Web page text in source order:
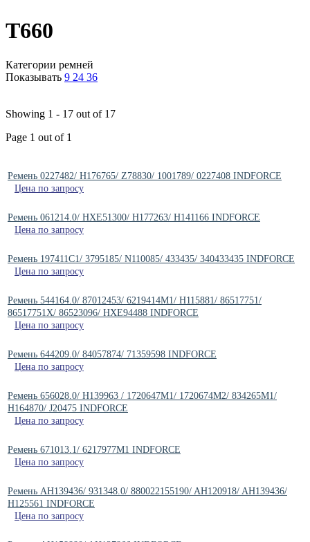
T660
Категории ремней
Показывать 9 24 36
Showing 1 - 17 out of 17
Page 1 out of 1
Ремень 0227482/ H176765/ Z78830/ 1001789/ 0227408 INDFORCE
Цена по запросу
Ремень 061214.0/ HXE51300/ H177263/ H141166 INDFORCE
Цена по запросу
Ремень 197411C1/ 3795185/ N110085/ 433435/ 340433435 INDFORCE
Цена по запросу
Ремень 544164.0/ 87012453/ 6219414M1/ H115881/ 86517751/
86517751X/ 86523096/ HXE94488 INDFORCE
Цена по запросу
Ремень 644209.0/ 84057874/ 71359598 INDFORCE
Цена по запросу
Ремень 656028.0/ H139963 / 1720647M1/ 1720674M2/ 834265M1/
H164870/ J20475 INDFORCE
Цена по запросу
Ремень 671013.1/ 6217977M1 INDFORCE
Цена по запросу
Ремень AH139436/ 931348.0/ 880022155190/ AH120918/ AH139436/
H125561 INDFORCE
Цена по запросу